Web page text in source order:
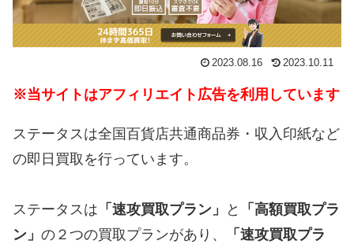
2023.08.16 2023.10.11
※当サイトはアフィリエイト広告を利用しています
ステータスは全国百貨店共通商品券・収入印紙など
の即日買取を行っています。
ステータスは 「 速攻買取プラン 」 と 「 高額買取プラ
ン 」 の２つの買取プランがあり、 「 速攻買取プラ